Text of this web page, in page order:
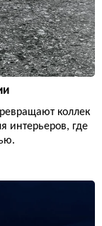
коллек
интерьеров, где